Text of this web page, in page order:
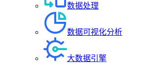
数据处理
数据可视化分析
大数据引擎